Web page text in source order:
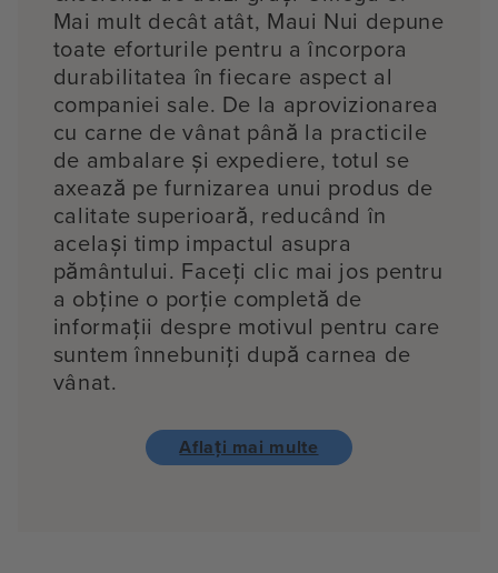
Mai mult decât atât, Maui Nui depune
toate eforturile pentru a încorpora
durabilitatea în fiecare aspect al
companiei sale. De la aprovizionarea
cu carne de vânat până la practicile
de ambalare și expediere, totul se
axează pe furnizarea unui produs de
calitate superioară, reducând în
același timp impactul asupra
pământului. Faceți clic mai jos pentru
a obține o porție completă de
informații despre motivul pentru care
suntem înnebuniți după carnea de
vânat.
Aflați mai multe